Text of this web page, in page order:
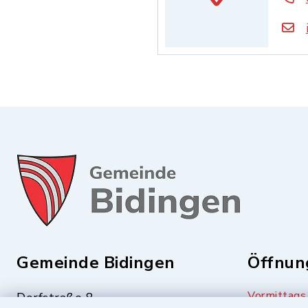
Gemeinde Bidingen
Dorfstraße 8 Vormittags